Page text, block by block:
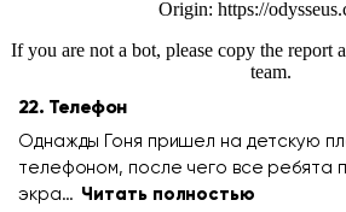
22. Телефон
Однажды Гоня пришел на детскую
телефоном, после чего все ребята
экра… Читать полностью